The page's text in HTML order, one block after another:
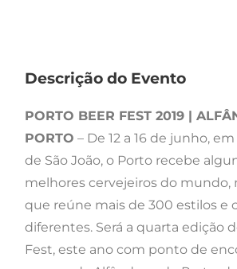
Descrição do Evento
PORTO BEER FEST 2019 |
PORTO – De 12 a 16 de junho,
de São João, o Porto recebe
melhores cervejeiros do
que reúne mais de 300 estilos e
diferentes. Será a quarta edição
Fest, este ano com ponto de